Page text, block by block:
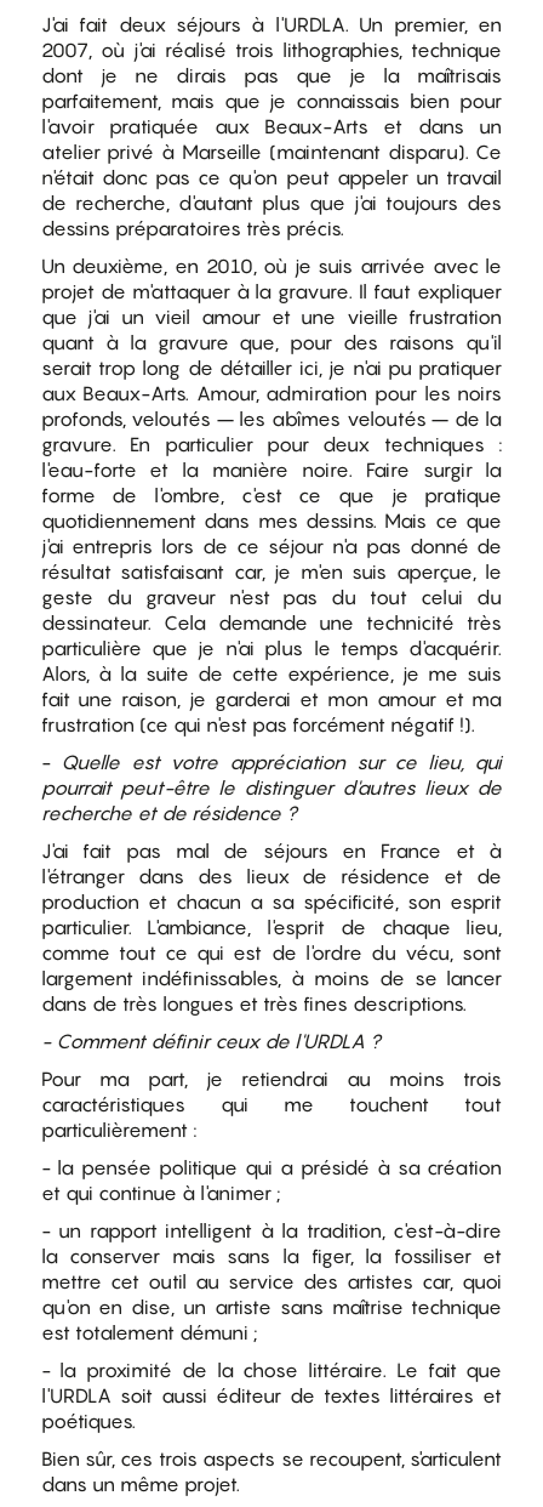
J'ai fait deux séjours à l'URDLA. Un premier, en
2007, où j'ai réalisé trois lithographies, technique
dont je ne dirais pas que je la maîtrisais
parfaitement, mais que je connaissais bien pour
l'avoir pratiquée aux Beaux-Arts et dans un
atelier privé à Marseille (maintenant disparu). Ce
n'était donc pas ce qu'on peut appeler un travail
de recherche, d'autant plus que j'ai toujours des
dessins préparatoires très précis.
Un deuxième, en 2010, où je suis arrivée avec le
projet de m'attaquer à la gravure. Il faut expliquer
que j'ai un vieil amour et une vieille frustration
quant à la gravure que, pour des raisons qu'il
serait trop long de détailler ici, je n'ai pu pratiquer
aux Beaux-Arts. Amour, admiration pour les noirs
profonds, veloutés – les abîmes veloutés – de la
gravure. En particulier pour deux techniques :
l'eau-forte et la manière noire. Faire surgir la
forme de l'ombre, c'est ce que je pratique
quotidiennement dans mes dessins. Mais ce que
j'ai entrepris lors de ce séjour n'a pas donné de
résultat satisfaisant car, je m'en suis aperçue, le
geste du graveur n'est pas du tout celui du
dessinateur. Cela demande une technicité très
particulière que je n'ai plus le temps d'acquérir.
Alors, à la suite de cette expérience, je me suis
fait une raison, je garderai et mon amour et ma
frustration (ce qui n'est pas forcément négatif !).
- Quelle est votre appréciation sur ce lieu, qui
pourrait peut-être le distinguer d'autres lieux de
recherche et de résidence ?
J'ai fait pas mal de séjours en France et à
l'étranger dans des lieux de résidence et de
production et chacun a sa spécificité, son esprit
particulier. L'ambiance, l'esprit de chaque lieu,
comme tout ce qui est de l'ordre du vécu, sont
largement indéfinissables, à moins de se lancer
dans de très longues et très fines descriptions.
- Comment définir ceux de l'URDLA ?
Pour ma part, je retiendrai au moins trois
caractéristiques qui me touchent tout
particulièrement :
- la pensée politique qui a présidé à sa création
et qui continue à l'animer ;
- un rapport intelligent à la tradition, c'est-à-dire
la conserver mais sans la figer, la fossiliser et
mettre cet outil au service des artistes car, quoi
qu'on en dise, un artiste sans maîtrise technique
est totalement démuni ;
- la proximité de la chose littéraire. Le fait que
l'URDLA soit aussi éditeur de textes littéraires et
poétiques.
Bien sûr, ces trois aspects se recoupent, s'articulent
dans un même projet.